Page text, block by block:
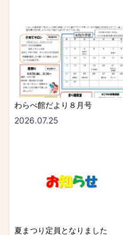
わらべ館だより８月号
2026.07.25
夏まつり定員となりました